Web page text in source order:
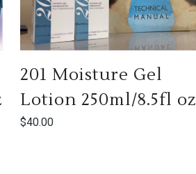
201 Moisture Gel
Lotion 250ml/8.5fl oz
$40.00